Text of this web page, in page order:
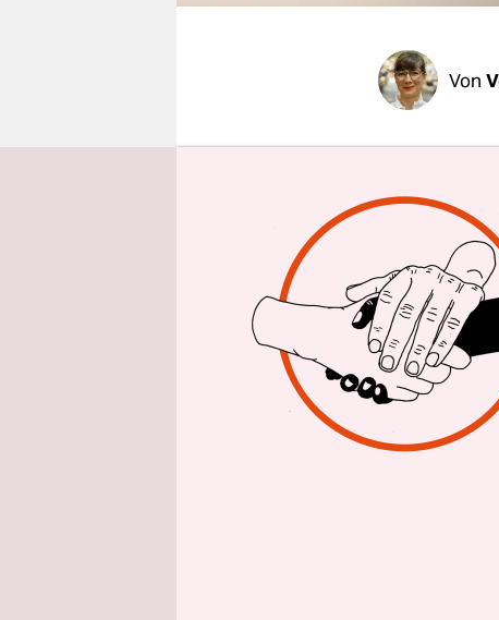
genossenschaft
Von
Sie könne
Mitchell
weiblich.
geborenen
„Monet –
Marmottan
der